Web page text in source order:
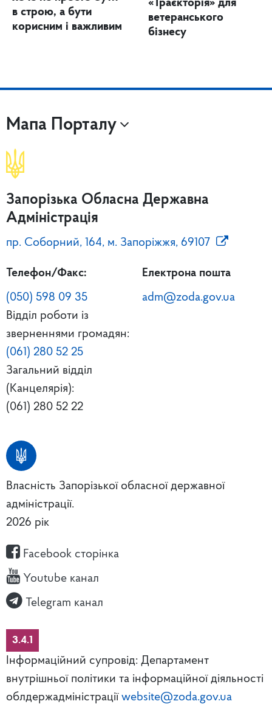
в строю, а бути
корисним і важливим
«Траєкторія» для
ветеранського
бізнесу
Мапа Порталу
Запорізька Обласна Державна
Адміністрація
пр. Соборний, 164, м. Запоріжжя, 69107
Телефон/Факс:
(050) 598 09 35
Відділ роботи із
зверненнями громадян:
(061) 280 52 25
Загальний відділ
(Канцелярія):
(061) 280 52 22
Електрона пошта
adm@zoda.gov.ua
Власність Запорізької обласної державної
адміністрації.
2026 рік
Facebook сторінка
Youtube канал
Telegram канал
3.4.1
Інформаційний супровід: Департамент
внутрішньої політики та інформаційної діяльності
облдержадміністрації website@zoda.gov.ua